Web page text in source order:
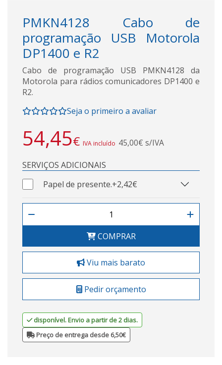
PMKN4128 Cabo de
programação USB Motorola
DP1400 e R2
Cabo de programação USB PMKN4128 da
Motorola para rádios comunicadores DP1400 e
R2.
Seja o primeiro a avaliar
54,45€ IVA incluído 45,00€ s/IVA
SERVIÇOS ADICIONAIS
Papel de presente.+2,42€
COMPRAR
Viu mais barato
Pedir orçamento
disponível. Envio a partir de 2 dias.
Preço de entrega desde 6,50€